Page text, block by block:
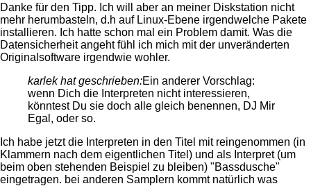
Danke für den Tipp. Ich will aber an meiner Diskstation nicht
mehr herumbasteln, d.h auf Linux-Ebene irgendwelche Pakete
installieren. Ich hatte schon mal ein Problem damit. Was die
Datensicherheit angeht fühl ich mich mit der unveränderten
Originalsoftware irgendwie wohler.
karlek hat geschrieben:Ein anderer Vorschlag:
wenn Dich die Interpreten nicht interessieren,
könntest Du sie doch alle gleich benennen, DJ Mir
Egal, oder so.
Ich habe jetzt die Interpreten in den Titel mit reingenommen (in
Klammern nach dem eigentlichen Titel) und als Interpret (um
beim oben stehenden Beispiel zu bleiben) "Bassdusche"
eingetragen. bei anderen Samplern kommt natürlich was